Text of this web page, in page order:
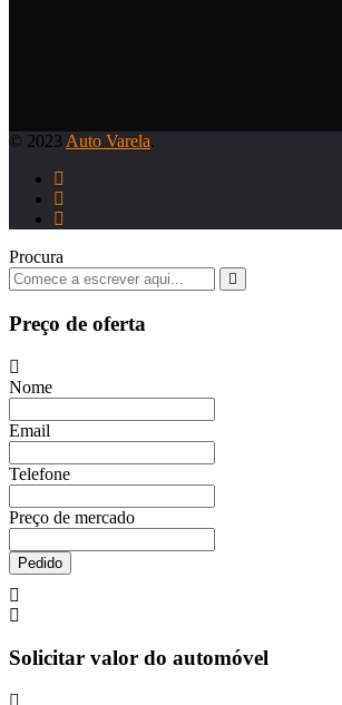
© 2023 Auto Varela.
Procura
Preço de oferta
Nome
Email
Telefone
Preço de mercado
Pedido
Solicitar valor do automóvel